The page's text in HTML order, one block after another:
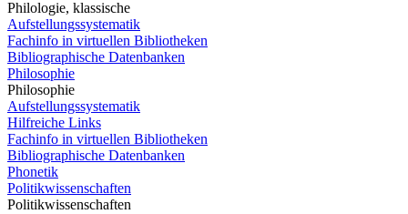
Philologie, klassische
Aufstellungssystematik
Fachinfo in virtuellen Bibliotheken
Bibliographische Datenbanken
Philosophie
Philosophie
Aufstellungssystematik
Hilfreiche Links
Fachinfo in virtuellen Bibliotheken
Bibliographische Datenbanken
Phonetik
Politikwissenschaften
Politikwissenschaften